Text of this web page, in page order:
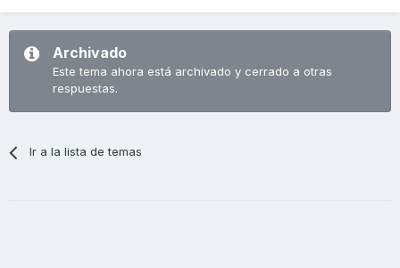
Archivado
Este tema ahora está archivado y cerrado a otras
respuestas.
Ir a la lista de temas